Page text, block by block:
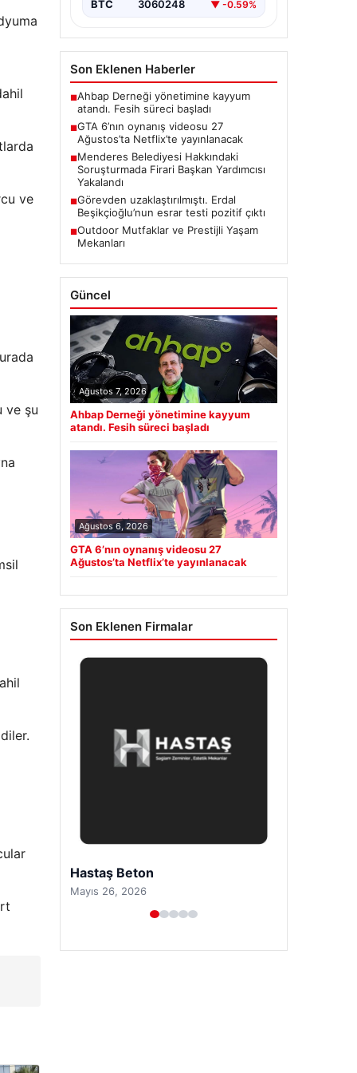
ve
ve şu
BTC 3060248 ▼ -0.59%
Son Eklenen Haberler
■Ahbap Derneği yönetimine kayyum
atandı. Fesih süreci başladı
■GTA 6’nın oynanış videosu 27
Ağustos’ta Netflix’te yayınlanacak
■Menderes Belediyesi Hakkındaki
Soruşturmada Firari Başkan Yardımcısı
Yakalandı
■Görevden uzaklaştırılmıştı. Erdal
Beşikçioğlu’nun esrar testi pozitif çıktı
■Outdoor Mutfaklar ve Prestijli Yaşam
Mekanları
Güncel
Ağustos 7, 2026
Ahbap Derneği yönetimine kayyum
atandı. Fesih süreci başladı
Ağustos 6, 2026
GTA 6’nın oynanış videosu 27
Ağustos’ta Netflix’te yayınlanacak
Son Eklenen Firmalar
Enes Kaplan Avukatlık Bürosu
Nisan 28, 2026